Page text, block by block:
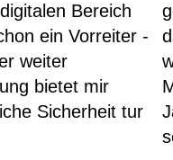
Bereich
ein Vorreiter -
weiter
bietet mir
Sicherheit tur